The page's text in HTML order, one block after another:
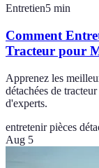
Entretien5 min
Comment
Tracteur pour
Apprenez les
détachées de
d'experts.
entretenir pièces
Aug 5